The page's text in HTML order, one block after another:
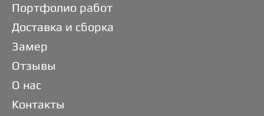
Портфолио работ
Доставка и сборка
Замер
Отзывы
О нас
Контакты